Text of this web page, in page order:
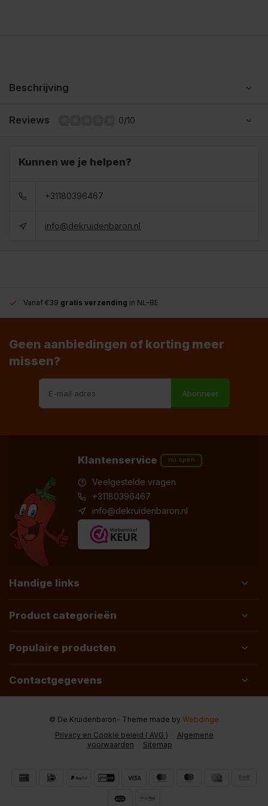
Beschrijving
Reviews 0/10
Kunnen we je helpen?
+31180396467
info@dekruidenbaron.nl
Vanaf €39 gratis verzending in NL-BE
Geen aanbiedingen of korting meer
missen?
Abonneer
Klantenservice nu open
Veelgestelde vragen
+31180396467
info@dekruidenbaron.nl
Handige links
Product categorieën
Populaire producten
Contactgegevens
Privacy en Cookie beleid ( AVG )
Algemene
voorwaarden
Sitemap
© De Kruidenbaron- Theme made by Webdinge